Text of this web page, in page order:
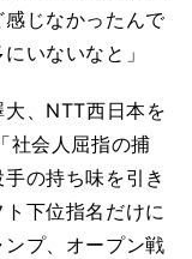
じなかったんで
いないなと」
、 NTT西日本を
社会人屈指の捕
の持ち味を引き
下位指名だけに
プ、オープン戦